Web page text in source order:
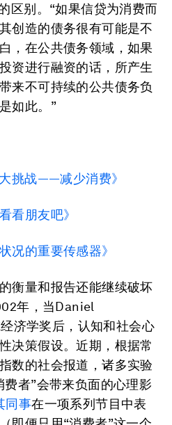
区别。“如果信贷为消费而
创造的债务很有可能是不
，在公共债务领域，如果
资进行融资的话，所产生
来不可持续的公共债务负
如此。”
挑战——减少消费》
看朋友吧》
况的重要传感器》
衡量和报告还能继续破坏
年，当Daniel
济学奖后，认知和社会心
决策假设。近期，根据常
数的社会报道，诸多实验
者”会带来负面的心理影
同事在一项系列节目中表